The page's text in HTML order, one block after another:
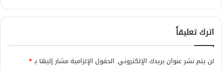
اترك تعليقاً
لن يتم نشر عنوان بريدك الإلكتروني. الحقول الإلزامية مشار إليها بـ*